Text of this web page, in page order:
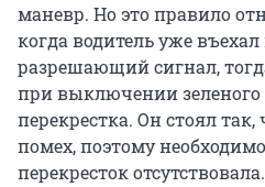
маневр. Но это правило
когда водитель уже
разрешающий сигнал,
при выключении
перекрестка. Он стоял
помех, поэтому
перекресток отсутствовала.